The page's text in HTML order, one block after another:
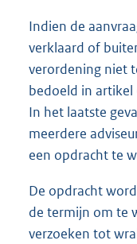
Indien de
verklaard of
verordening niet
bedoeld in artikel
In het laatste
meerdere
een opdracht te
De opdracht
de termijn om te
verzoeken tot